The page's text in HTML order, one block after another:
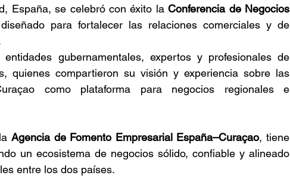
España, se celebró con éxito la Conferencia de Negocios
para fortalecer las relaciones comerciales y de
gubernamentales, expertos y profesionales de
quienes compartieron su visión y experiencia sobre las
como plataforma para negocios regionales e
Agencia de Fomento Empresarial España–Curaçao, tiene
un ecosistema de negocios sólido, confiable y alineado
entre los dos países.